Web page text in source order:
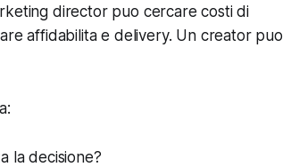
director puo cercare costi di
affidabilita e delivery. Un creator puo
la decisione?